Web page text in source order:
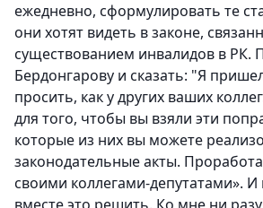
ежедневно, сформулировать те
они хотят видеть в законе,
существованием инвалидов в РК.
Бердонгарову и сказать: "Я
просить, как у других ваших
для того, чтобы вы взяли эти
которые из них вы можете
законодательные акты.
своими коллегами-депутатами».